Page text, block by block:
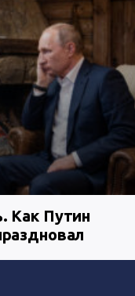
Как Путин